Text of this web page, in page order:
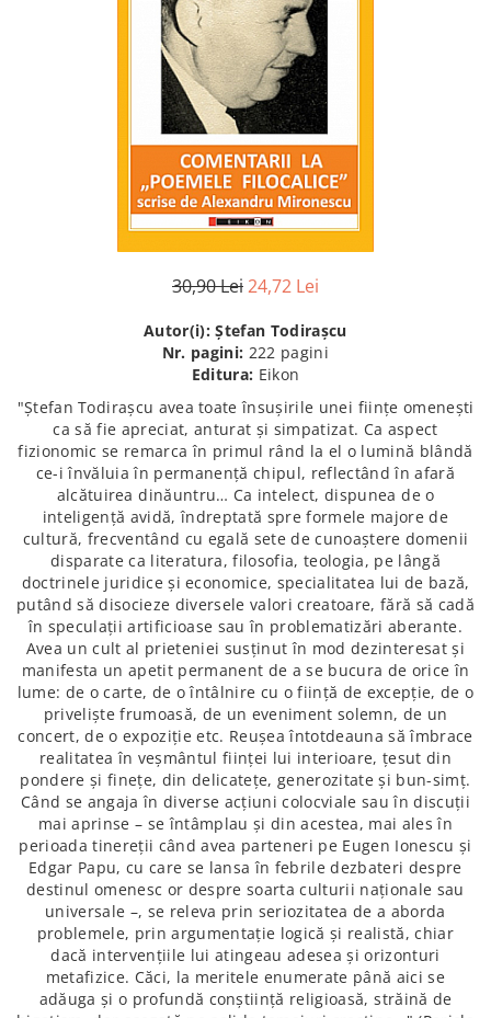
Manuale scolare/Cursuri
Politică/Geopolitică
Spiritualitate/Ezoterism
Sport
Stiinte/Educatie
30,90 Lei24,72 Lei
Autor(i): Ștefan Todirașcu
Nr. pagini: 222 pagini
Editura: Eikon
"Ștefan Todirașcu avea toate însușirile unei ființe omenești
ca să fie apreciat, anturat și simpatizat. Ca aspect
fizionomic se remarca în primul rând la el o lumină blândă
ce-i învăluia în permanență chipul, reflectând în afară
alcătuirea dinăuntru… Ca intelect, dispunea de o
inteligență avidă, îndreptată spre formele majore de
cultură, frecventând cu egală sete de cunoaștere domenii
disparate ca literatura, filosofia, teologia, pe lângă
doctrinele juridice și economice, specialitatea lui de bază,
putând să disocieze diversele valori creatoare, fără să cadă
în speculații artificioase sau în problematizări aberante.
Avea un cult al prieteniei susținut în mod dezinteresat și
manifesta un apetit permanent de a se bucura de orice în
lume: de o carte, de o întâlnire cu o ființă de excepție, de o
priveliște frumoasă, de un eveniment solemn, de un
concert, de o expoziție etc. Reușea întotdeauna să îmbrace
realitatea în veșmântul ființei lui interioare, țesut din
pondere și finețe, din delicatețe, generozitate și bun-simț.
Când se angaja în diverse acțiuni colocviale sau în discuții
mai aprinse – se întâmplau și din acestea, mai ales în
perioada tinereții când avea parteneri pe Eugen Ionescu și
Edgar Papu, cu care se lansa în febrile dezbateri despre
destinul omenesc or despre soarta culturii naționale sau
universale –, se releva prin seriozitatea de a aborda
problemele, prin argumentație logică și realistă, chiar
dacă intervențiile lui atingeau adesea și orizonturi
metafizice. Căci, la meritele enumerate până aici se
adăuga și o profundă conștiință religioasă, străină de